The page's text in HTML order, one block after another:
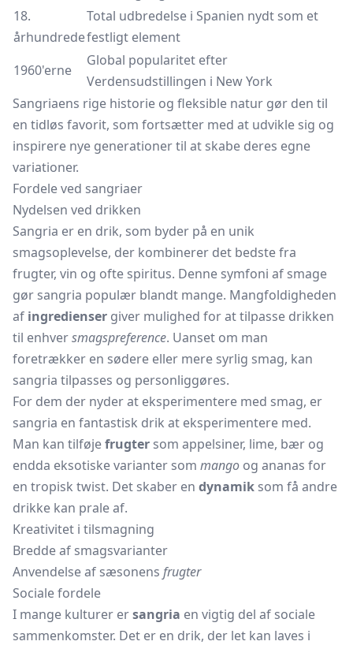
18.
århundrede
Total udbredelse i Spanien nydt som et
festligt element
1960'erne
Global popularitet efter
Verdensudstillingen i New York
Sangriaens rige historie og fleksible natur gør den til
en tidløs favorit, som fortsætter med at udvikle sig og
inspirere nye generationer til at skabe deres egne
variationer.
Fordele ved sangriaer
Nydelsen ved drikken
Sangria er en drik, som byder på en unik
smagsoplevelse, der kombinerer det bedste fra
frugter, vin og ofte spiritus. Denne symfoni af smage
gør sangria populær blandt mange. Mangfoldigheden
af ingredienser giver mulighed for at tilpasse drikken
til enhversmagspreference. Uanset om man
foretrækker en sødere eller mere syrlig smag, kan
sangria tilpasses og personliggøres.
For dem der nyder at eksperimentere med smag, er
sangria en fantastisk drik at eksperimentere med.
Man kan tilføjefrugter som appelsiner, lime, bær og
endda eksotiske varianter som mango og ananas for
en tropisk twist. Det skaber en dynamik som få andre
drikke kan prale af.
Kreativitet i tilsmagning
Bredde af smagsvarianter
Anvendelse af sæsonens frugter
Sociale fordele
I mange kulturer ersangria en vigtig del af sociale
sammenkomster. Det er en drik, der let kan laves i